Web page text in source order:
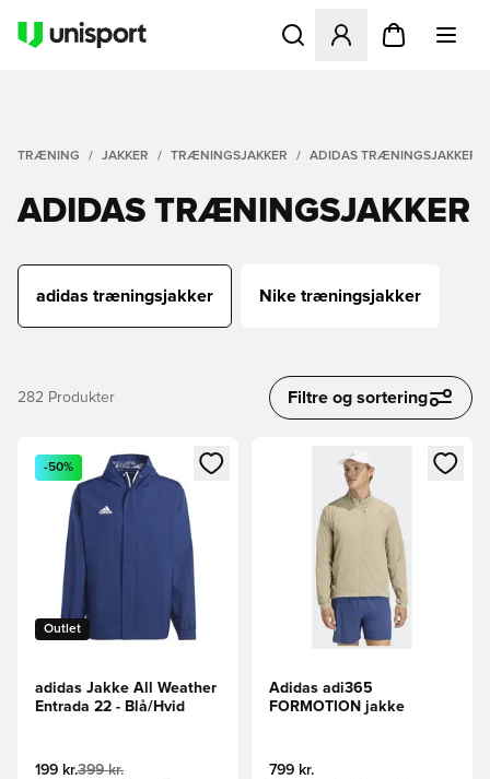
Åbner en Modal til at
TRÆNING JAKKER TRÆNINGSJAKKER ADIDAS TRÆNINGSJAKKER
ADIDAS TRÆNINGSJAKKER
adidas træningsjakker Nike træningsjakker
282 Produkter Filtre og sortering
Åbner en Modal til at logge ind eller tilmelde dig som
Outlet
-50%
adidas Jakke All Weather
Entrada 22 - Blå/Hvid
199 kr.399 kr.
Åbner en Modal til at logge
Adidas adi365
FORMOTION jakke
799 kr.